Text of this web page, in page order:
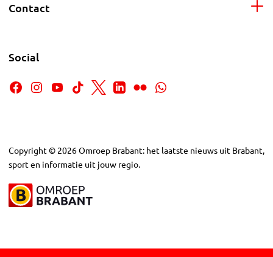
Contact
Social
Copyright © 2026Omroep Brabant: het laatste nieuws uit Brabant,
sport en informatie uit jouw regio.